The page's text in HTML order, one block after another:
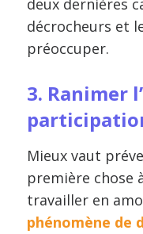
deux dernières
décrocheurs et
préoccuper.
3. Ranimer
Mieux vaut
première chose
travailler en
phénomène de